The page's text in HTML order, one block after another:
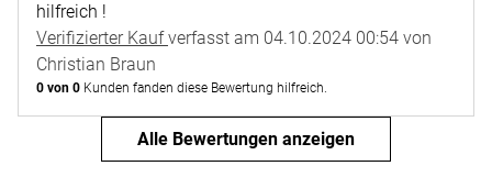
hilfreich !
Verifizierter Kaufverfasst am 04.10.2024 00:54 von
Christian Braun
0 von 0 Kunden fanden diese Bewertung hilfreich.
Alle Bewertungen anzeigen